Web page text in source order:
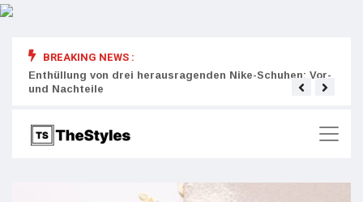
BREAKING NEWS :
Enthüllung von drei herausragenden Nike-Schuhen: Vor-
und Nachteile